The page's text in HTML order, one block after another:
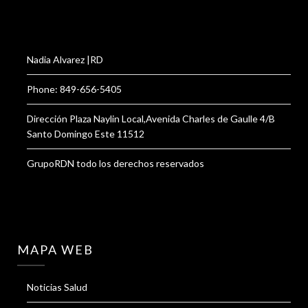
Nadia Alvarez |RD
Phone: 849-656-5405
Dirección Plaza Naylin Local,Avenida Charles de Gaulle 4/B
Santo Domingo Este 11512
GrupoRDN todo los derechos reservados
MAPA WEB
Noticias Salud